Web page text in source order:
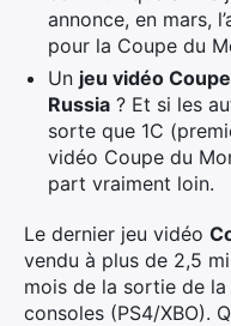
annonce, en mars,
pour la Coupe du
Un jeu vidéo
Russia ? Et si les
sorte que 1C
vidéo Coupe du
part vraiment loin.
Le dernier jeu vidéo
vendu à plus de 2,5
mois de la sortie de
consoles (PS4/XBO).